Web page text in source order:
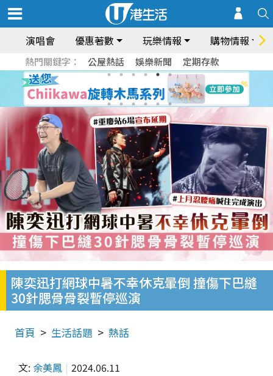
演唱會 優惠著數 玩樂情報 購物情報
熱門關鍵字： 公屋熱話 娛樂新聞 定期存款
陳奕迅打網球中暑不幸休克暈倒 撞傷下巴縫
30針腮骨骨裂暫停巡演
首頁 生活話題 熱話
文: 余美鳳 2024.06.11